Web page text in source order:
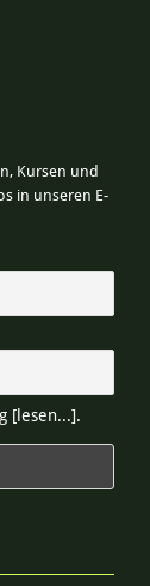
Kursen und
in unseren E-
[lesen...].